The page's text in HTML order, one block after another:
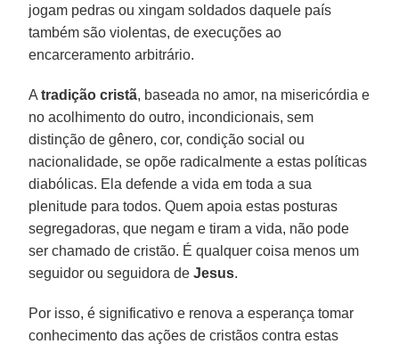
jogam pedras ou xingam soldados daquele país
também são violentas, de execuções ao
encarceramento arbitrário.
Atradição cristã, baseada no amor, na misericórdia e
no acolhimento do outro, incondicionais, sem
distinção de gênero, cor, condição social ou
nacionalidade, se opõe radicalmente a estas políticas
diabólicas. Ela defende a vida em toda a sua
plenitude para todos. Quem apoia estas posturas
segregadoras, que negam e tiram a vida, não pode
ser chamado de cristão. É qualquer coisa menos um
seguidor ou seguidora deJesus.
Por isso, é significativo e renova a esperança tomar
conhecimento das ações de cristãos contra estas